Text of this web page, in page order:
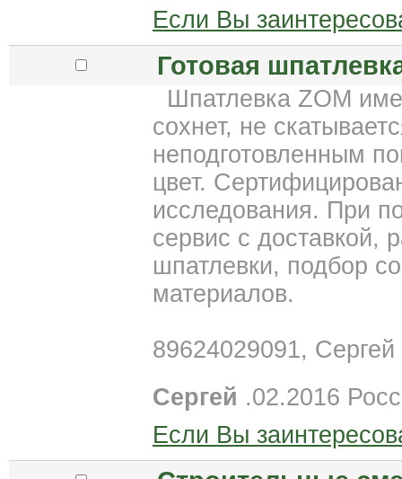
Если Вы
Готовая
Шпатлевка ZOM
сохнет, не
неподготовленным
цвет.
исследования. При
сервис с доставкой,
шпатлевки, подбор
материалов.
89624029091, Сергей
Сергей .02.2016
Если Вы